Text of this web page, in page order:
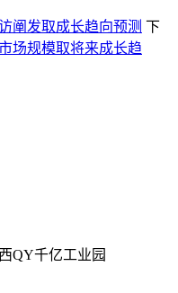
阐发取成长趋向预测 下
场规模取将来成长趋
QY千亿工业园